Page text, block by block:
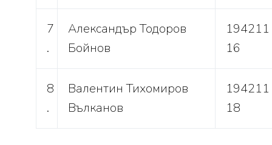
7
.
Александър Тодоров
Бойнов
194211
16
8
.
Валентин Тихомиров
Вълканов
194211
18